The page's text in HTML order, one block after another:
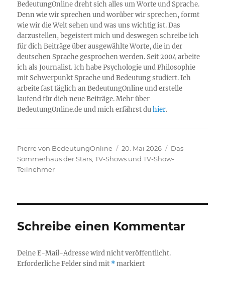
BedeutungOnline dreht sich alles um Worte und Sprache.
Denn wie wir sprechen und worüber wir sprechen, formt
wie wir die Welt sehen und was uns wichtig ist. Das
darzustellen, begeistert mich und deswegen schreibe ich
für dich Beiträge über ausgewählte Worte, die in der
deutschen Sprache gesprochen werden. Seit 2004 arbeite
ich als Journalist. Ich habe Psychologie und Philosophie
mit Schwerpunkt Sprache und Bedeutung studiert. Ich
arbeite fast täglich an BedeutungOnline und erstelle
laufend für dich neue Beiträge. Mehr über
BedeutungOnline.de und mich erfährst duhier.
Autor
Pierre von BedeutungOnline
Veröffentlicht
am
20. Mai 2026 Kategorien
Das
Sommerhaus der Stars ,TV-Shows und TV-Show-
Teilnehmer
Schreibe einen Kommentar
Deine E-Mail-Adresse wird nicht veröffentlicht.
Erforderliche Felder sind mit *markiert